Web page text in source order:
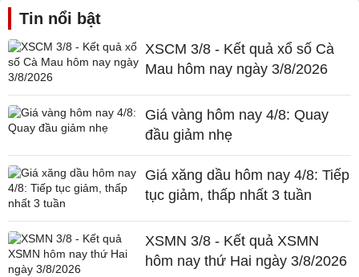
Tin nổi bật
XSCM 3/8 - Kết quả xổ số Cà
Mau hôm nay ngày 3/8/2026
Giá vàng hôm nay 4/8: Quay
đầu giảm nhẹ
Giá xăng dầu hôm nay 4/8: Tiếp
tục giảm, thấp nhất 3 tuần
XSMN 3/8 - Kết quả XSMN
hôm nay thứ Hai ngày 3/8/2026